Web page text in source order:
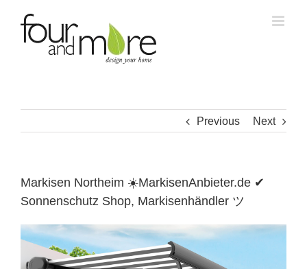
content
Previous Next
Markisen Northeim ☀️MarkisenAnbieter.de ✔
Sonnenschutz Shop, Markisenhändler ツ